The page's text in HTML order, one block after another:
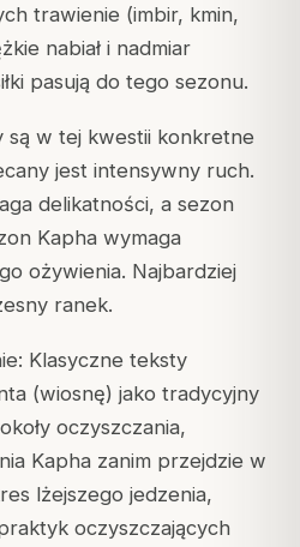
trawienie (imbir, kmin,
nabiał i nadmiar
pasują do tego sezonu.
są w tej kwestii konkretne
jest intensywny ruch.
delikatności, a sezon
Kapha wymaga
ożywienia. Najbardziej
ranek.
Klasyczne teksty
(wiosnę) jako tradycyjny
oczyszczania,
Kapha zanim przejdzie w
lżejszego jedzenia,
oczyszczających